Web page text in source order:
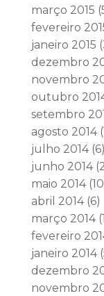
março 2015
fevereiro
janeiro 2015
dezembro
novembro
outubro
setembro
agosto 2014
julho 2014(6)
junho 2014
maio 2014
abril 2014(6)
março 2014
fevereiro
janeiro 2014
dezembro
novembro